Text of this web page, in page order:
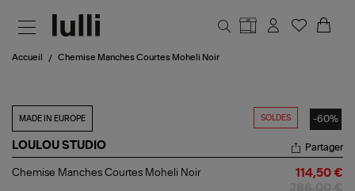
Accueil Chemise Manches Courtes Moheli Noir
SOLDES -60%
MADE IN EUROPE
LOULOU STUDIO
Chemise
Partager
Chemise Manches Courtes Moheli Noir 114,50 €